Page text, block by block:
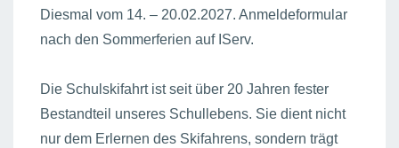
Diesmal vom 14. – 20.02.2027. Anmeldeformular
nach den Sommerferien auf IServ.
Die Schulskifahrt ist seit über 20 Jahren fester
Bestandteil unseres Schullebens. Sie dient nicht
nur dem Erlernen des Skifahrens, sondern trägt